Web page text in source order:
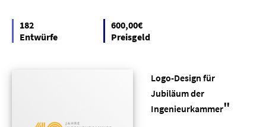
182
Entwürfe
600,00€
Preisgeld
Logo-Design für
Jubiläum der
Ingenieurkammer"